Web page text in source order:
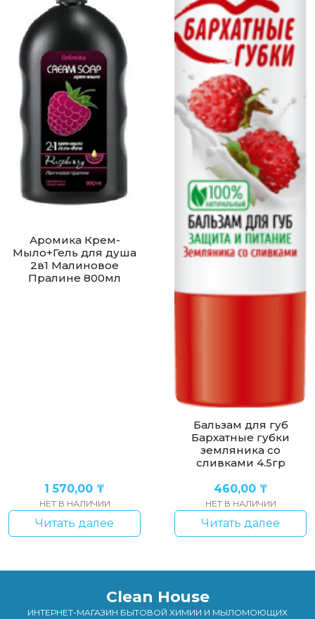
Аромика Крем-
Мыло+Гель для душа
2в1 Малиновое
Пралине 800мл
1 570,00 ₸
НЕТ В НАЛИЧИИ
Читать далее
Бальзам для губ
Бархатные губки
земляника со
сливками 4.5гр
460,00 ₸
НЕТ В НАЛИЧИИ
Читать далее
Clean House
ИНТЕРНЕТ-МАГАЗИН БЫТОВОЙ ХИМИИ И МЫЛОМОЮЩИХ